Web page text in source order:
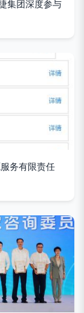
集团深度参与
务有限责任